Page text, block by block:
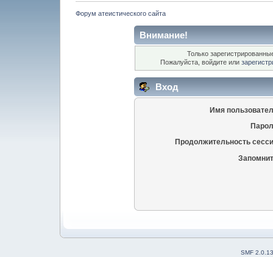
Форум атеистического сайта
Внимание!
Только
Пожалуйста, войдите или
Вход
Имя
Продолжительность
SMF 2.0.13